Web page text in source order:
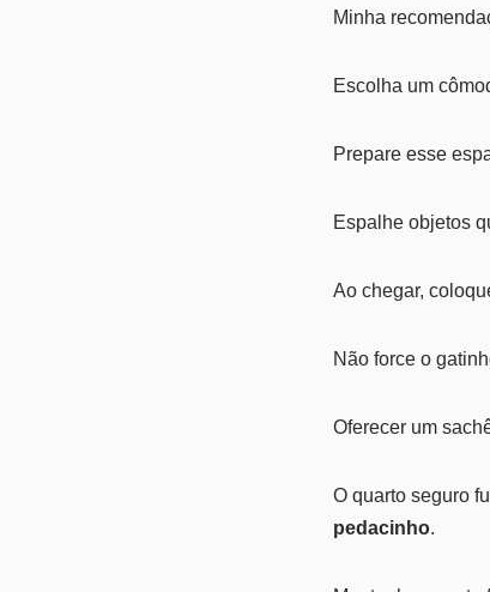
Minha
Escolha um
Prepare esse
Espalhe objetos
Ao chegar,
Não force o
Oferecer um
O quarto seguro
pedacinho.